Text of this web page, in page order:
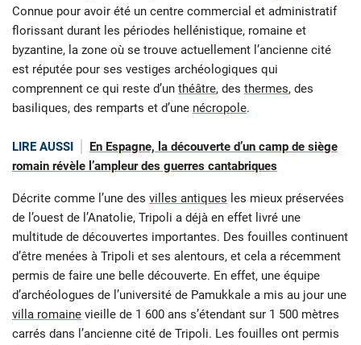
Connue pour avoir été un centre commercial et administratif
florissant durant les périodes hellénistique, romaine et
byzantine, la zone où se trouve actuellement l’ancienne cité
est réputée pour ses vestiges archéologiques qui
comprennent ce qui reste d’un théâtre, des thermes, des
basiliques, des remparts et d’une nécropole.
LIRE AUSSI
En Espagne, la découverte d’un camp de siège
romain révèle l’ampleur des guerres cantabriques
Décrite comme l’une des villes antiques les mieux préservées
de l’ouest de l’Anatolie, Tripoli a déjà en effet livré une
multitude de découvertes importantes. Des fouilles continuent
d’être menées à Tripoli et ses alentours, et cela a récemment
permis de faire une belle découverte. En effet, une équipe
d’archéologues de l’université de Pamukkale a mis au jour une
villa romaine vieille de 1 600 ans s’étendant sur 1 500 mètres
carrés dans l’ancienne cité de Tripoli. Les fouilles ont permis